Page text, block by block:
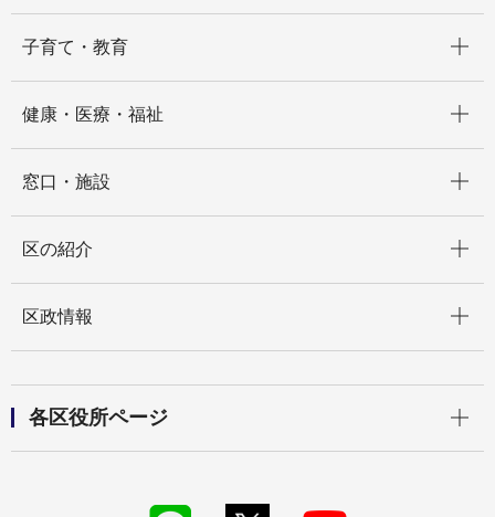
子育て・教育
健康・医療・福祉
窓口・施設
区の紹介
区政情報
各区役所ページ